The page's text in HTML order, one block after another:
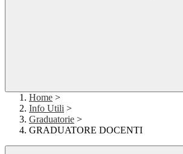
Home >
Info Utili >
Graduatorie >
GRADUATORE DOCENTI